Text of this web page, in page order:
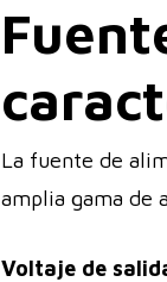
La fuente de
amplia gama de
Voltaje de